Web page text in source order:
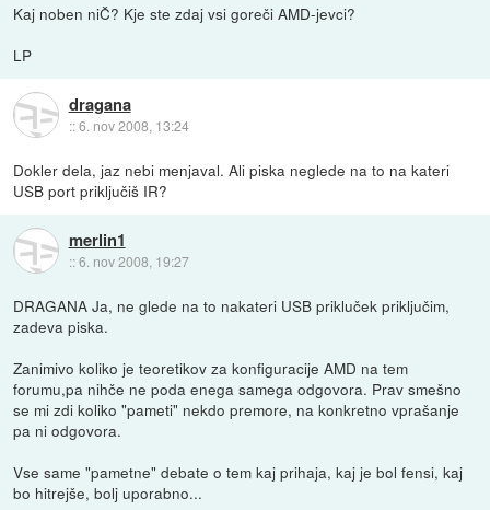
Kaj noben niČ? Kje ste zdaj vsi goreči AMD-jevci?
LP
dragana
::6. nov 2008, 13:24
Dokler dela, jaz nebi menjaval. Ali piska neglede na to na kateri
USB port priključiš IR?
merlin1
::6. nov 2008, 19:27
DRAGANA Ja, ne glede na to nakateri USB prikluček priključim,
zadeva piska.
Zanimivo koliko je teoretikov za konfiguracije AMD na tem
forumu,pa nihče ne poda enega samega odgovora. Prav smešno
se mi zdi koliko "pameti" nekdo premore, na konkretno vprašanje
pa ni odgovora.
Vse same "pametne" debate o tem kaj prihaja, kaj je bol fensi, kaj
bo hitrejše, bolj uporabno...